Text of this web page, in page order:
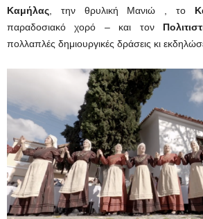
Καμήλας , την θρυλική Μανιώ , το
παραδοσιακό χορό – και τον
πολλαπλές δημιουργικές δράσεις κι